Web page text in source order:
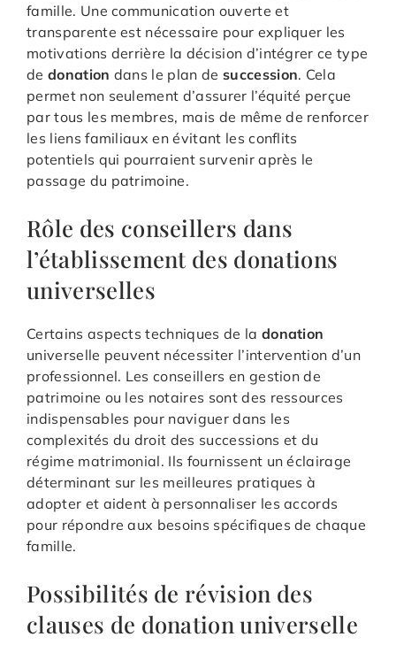
famille. Une communication ouverte et
transparente est nécessaire pour expliquer les
motivations derrière la décision d’intégrer ce type
de donation dans le plan de succession. Cela
permet non seulement d’assurer l’équité perçue
par tous les membres, mais de même de renforcer
les liens familiaux en évitant les conflits
potentiels qui pourraient survenir après le
passage du patrimoine.
Rôle des conseillers dans
l’établissement des donations
universelles
Certains aspects techniques de la donation
universelle peuvent nécessiter l’intervention d’un
professionnel. Les conseillers en gestion de
patrimoine ou les notaires sont des ressources
indispensables pour naviguer dans les
complexités du droit des successions et du
régime matrimonial. Ils fournissent un éclairage
déterminant sur les meilleures pratiques à
adopter et aident à personnaliser les accords
pour répondre aux besoins spécifiques de chaque
famille.
Possibilités de révision des
clauses de donation universelle